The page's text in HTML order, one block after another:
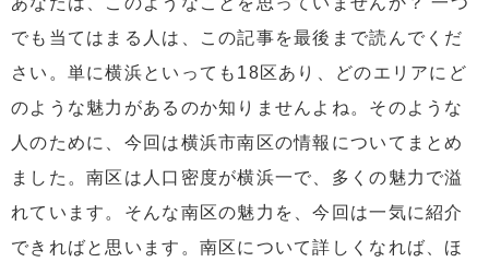
でも当てはまる人は、この記事を最後まで読んでくだ
さい。単に横浜といっても18区あり、どのエリアにど
のような魅力があるのか知りませんよね。そのような
人のために、今回は横浜市南区の情報についてまとめ
ました。南区は人口密度が横浜一で、多くの魅力で溢
れています。そんな南区の魅力を、今回は一気に紹介
できればと思います。南区について詳しくなれば、ほ